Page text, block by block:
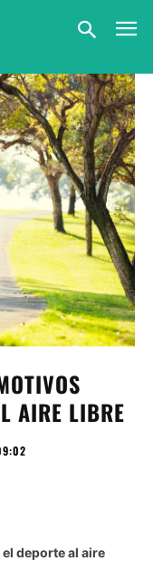
AIRE LIBRE
deporte al aire